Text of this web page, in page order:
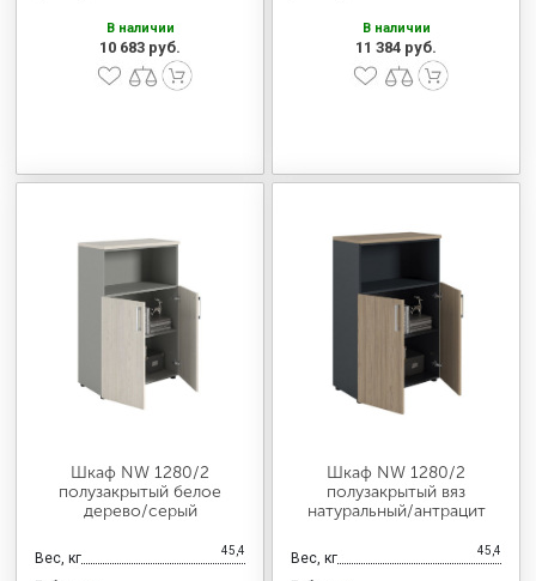
В наличии
10 683 руб.
В наличии
11 384 руб.
Шкаф NW 1280/2
полузакрытый белое
дерево/серый
Вес, кг 45,4
Шкаф NW 1280/2
полузакрытый вяз
натуральный/антрацит
Вес, кг 45,4